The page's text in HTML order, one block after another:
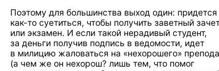
Поэтому для большинства выход один: придется
как-то суетиться, чтобы получить заветный
или экзамен. И если такой нерадивый студент,
за деньги получив подпись в ведомости, идет
в милицию жаловаться на «нехорошего» препода
(а чем же он нехорош? лишь тем, что помог